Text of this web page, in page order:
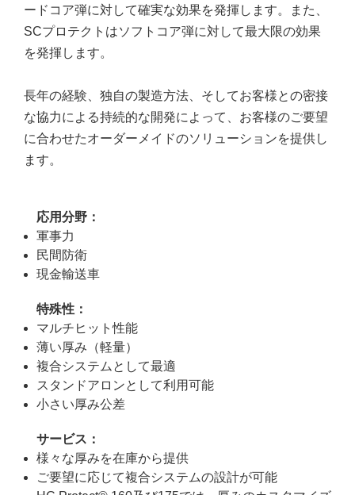
ードコア弾に対して確実な効果を発揮します。また、
SCプロテクトはソフトコア弾に対して最大限の効果
を発揮します。
長年の経験、独自の製造方法、そしてお客様との密接
な協力による持続的な開発によって、お客様のご要望
に合わせたオーダーメイドのソリューションを提供し
ます。
応用分野：
軍事力
民間防衛
現金輸送車
特殊性：
マルチヒット性能
薄い厚み（軽量）
複合システムとして最適
スタンドアロンとして利用可能
小さい厚み公差
サービス：
様々な厚みを在庫から提供
ご要望に応じて複合システムの設計が可能